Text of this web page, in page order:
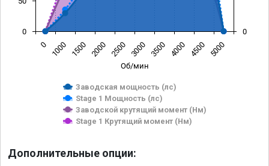
Об/мин
Заводская мощность (лс)
Stage 1 Мощность (лс)
Заводской крутящий момент (Нм)
Stage 1 Крутящий момент (Нм)
0 1000 1500 2000 2500 3000 3500 4000 4500 5000
0 0
Дополнительные опции: